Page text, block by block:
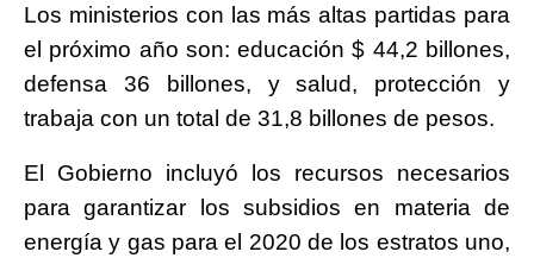
Los ministerios con las más altas partidas para
el próximo año son: educación $ 44,2 billones,
defensa 36 billones, y salud, protección y
trabaja con un total de 31,8 billones de pesos.
El Gobierno incluyó los recursos necesarios
para garantizar los subsidios en materia de
energía y gas para el 2020 de los estratos uno,